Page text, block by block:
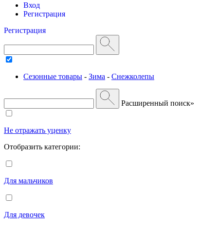
Вход
Регистрация
Регистрация
Сезонные товары - Зима - Снежколепы
Расширенный поиск»
Не отражать уценку
Отобразить категории:
Для мальчиков
Для девочек